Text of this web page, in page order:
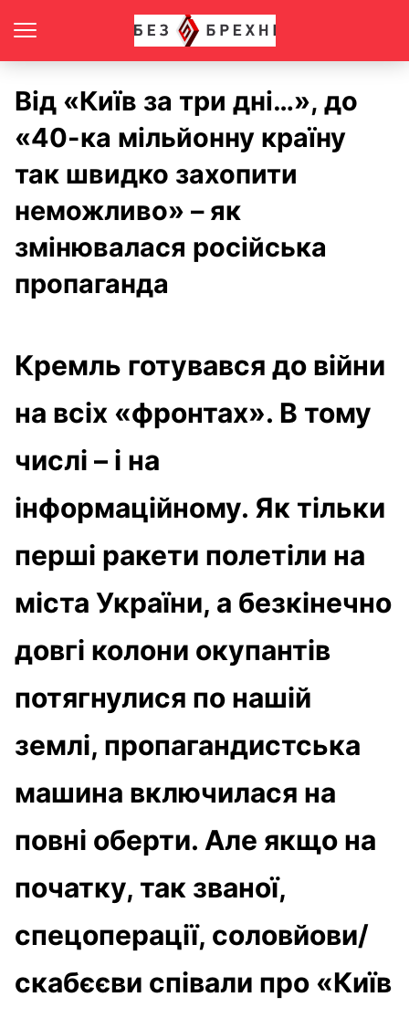
Від «Київ за три дні…», до
«40-ка мільйонну країну
так швидко захопити
неможливо» – як
змінювалася російська
пропаганда
Кремль готувався до війни
на всіх «фронтах». В тому
числі – і на
інформаційному. Як тільки
перші ракети полетіли на
міста України, а безкінечно
довгі колони окупантів
потягнулися по нашій
землі, пропагандистська
машина включилася на
повні оберти. Але якщо на
початку, так званої,
спецоперації, соловйови/
скабєєви співали про «Київ